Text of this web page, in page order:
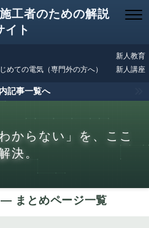
工者のための解説
イト
めての電気（専門外の方へ）
新人教育
新人講座
記事一覧へ
からない」を、ここ
決。